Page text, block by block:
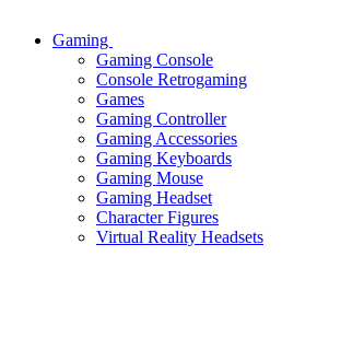
Gaming
Gaming Console
Console Retrogaming
Games
Gaming Controller
Gaming Accessories
Gaming Keyboards
Gaming Mouse
Gaming Headset
Character Figures
Virtual Reality Headsets